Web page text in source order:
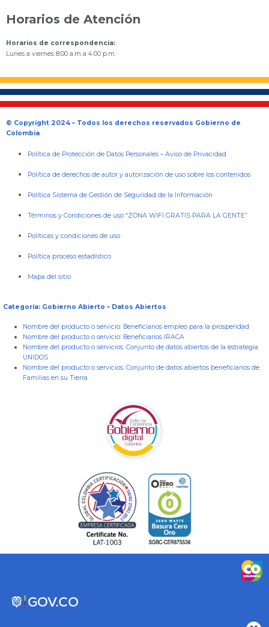
Horarios de Atención
Horarios de correspondencia:
Lunes a viernes 8:00 a.m a 4:00 p.m.
© Copyright 2024 – Todos los derechos reservados Gobierno de
Colombia
Política de Protección de Datos Personales –Aviso de Privacidad
Política de derechos de autor y autorización de uso sobre los contenidos
Política Sistema de Gestión de Seguridad de la Información
Términos y Condiciones de uso “ZONA WIFI GRATIS PARA LA GENTE”
Políticas y condiciones de uso
Política proceso estadístico
Mapa del sitio
Categoría: Gobierno Abierto – Datos Abiertos
Nombre del producto o servicio: Beneficiarios empleo para la prosperidad
Nombre del producto o servicio: Beneficiarios IRACA
Nombre del producto o servicios: Conjunto de datos abiertos de la estrategia
UNIDOS
Nombre del producto o servicios: Conjunto de datos abiertos beneficiarios de
Familias en su Tierra